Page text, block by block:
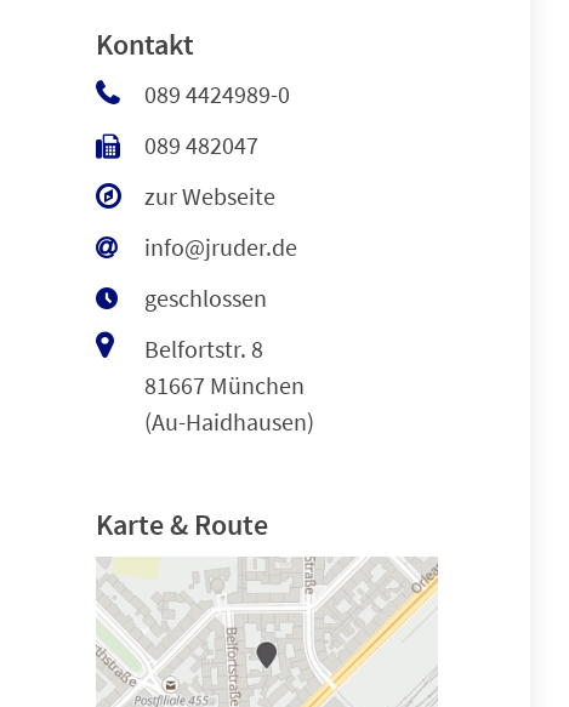
Kontakt
089 4424989-0
089 482047
zur Webseite
info@jruder.de
geschlossen
Belfortstr. 8
81667 München
(Au-Haidhausen)
Karte & Route